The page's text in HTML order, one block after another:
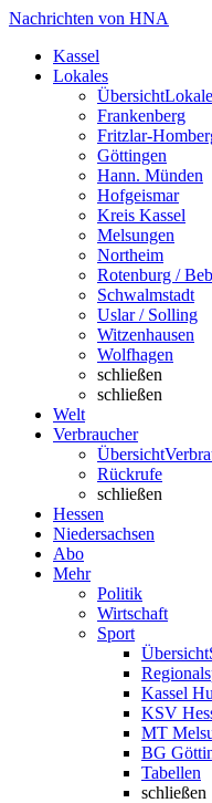
Nachrichten von HNA
Kassel
Lokales
Übersicht
Frankenberg
Fritzlar-
Göttingen
Hann. Münden
Hofgeismar
Kreis Kassel
Melsungen
Northeim
Rotenburg /
Schwalmstadt
Uslar / Solling
Witzenhausen
Wolfhagen
schließen
schließen
Welt
Verbraucher
Übersicht
Rückrufe
schließen
Hessen
Niedersachsen
Abo
Mehr
Politik
Wirtschaft
Sport
Übersicht
Kassel
KSV
MT
BG
Tabellen
schließen